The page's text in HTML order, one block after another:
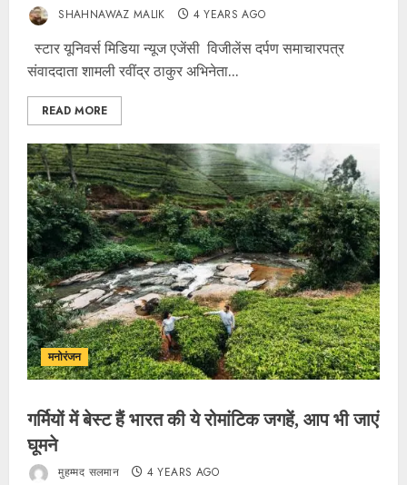
SHAHNAWAZ MALIK 4 YEARS AGO
स्टार यूनिवर्स मिडिया न्यूज एजेंसी विजीलेंस दर्पण समाचारपत्र
संवाददाता शामली रवींद्र ठाकुर अभिनेता...
READ MORE
मनोरंजन
गर्मियों में बेस्ट हैं भारत की ये रोमांटिक जगहें, आप भी जाएं
घूमने
मुहम्मद सलमान 4 YEARS AGO